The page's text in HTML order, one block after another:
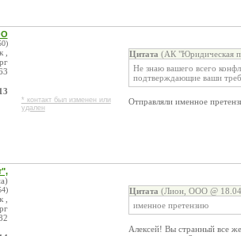
* контакт был изменен или
удален
Цитата (АК "Юридическая
Не знаю вашего всего
подтверждающие ваши
Отправляли именное
Цитата (Лион, ООО @
именное претензию
Алексей! Вы странный все